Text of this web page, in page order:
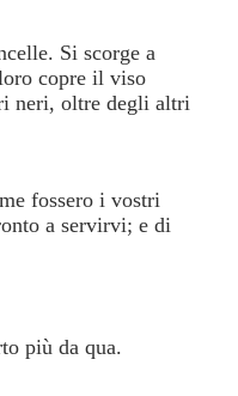
Si scorge a
copre il viso
neri, oltre degli altri
fossero i vostri
a servirvi; e di
più da qua.